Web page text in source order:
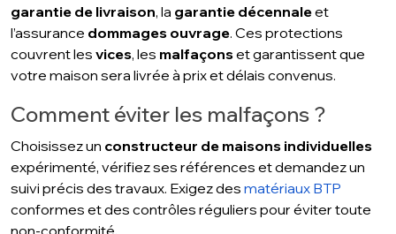
garantie de livraison, la garantie décennaleet
l’assurance dommages ouvrage. Ces protections
couvrent les vices, les malfaçonset garantissent que
votre maison sera livrée à prix et délais convenus.
Comment éviter les malfaçons ?
Choisissez un constructeur de maisons individuelles
expérimenté, vérifiez ses références et demandez un
suivi précis des travaux. Exigez des matériaux BTP
conformes et des contrôles réguliers pour éviter toute
non-conformité.